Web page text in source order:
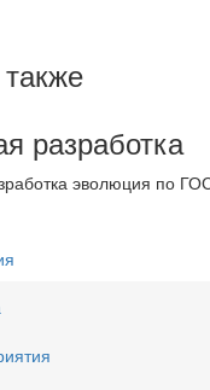
разработка
эволюция по